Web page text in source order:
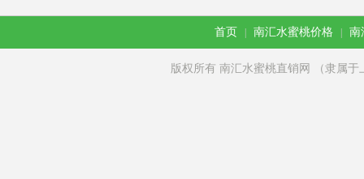
首页 南汇水蜜桃价格 南
版权所有 南汇水蜜桃直销网 （隶属于